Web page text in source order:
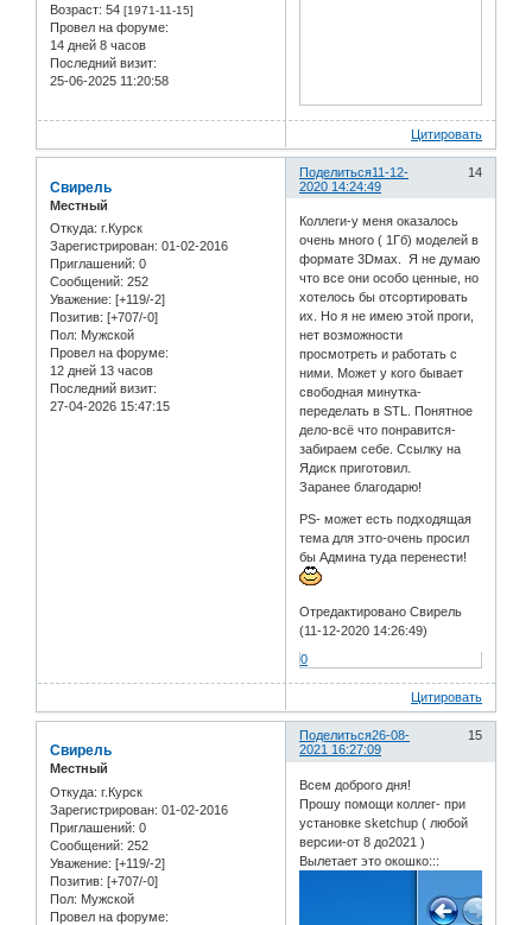
Возраст: 54 [1971-11-15]
Провел на форуме:
14 дней 8 часов
Последний визит:
25-06-2025 11:20:58
Цитировать
Поделиться 14
11-12-
2020 14:24:49
Свирель
Местный
Откуда: г.Курск
Зарегистрирован: 01-02-2016
Приглашений: 0
Сообщений: 252
Уважение: [+119/-2]
Позитив: [+707/-0]
Пол: Мужской
Провел на форуме:
12 дней 13 часов
Последний визит:
27-04-2026 15:47:15
Коллеги-у меня оказалось
очень много ( 1Гб) моделей в
формате 3Dмах. Я не думаю
что все они особо ценные, но
хотелось бы отсортировать
их. Но я не имею этой проги,
нет возможности
просмотреть и работать с
ними. Может у кого бывает
свободная минутка-
переделать в STL. Понятное
дело-всё что понравится-
забираем себе. Ссылку на
Ядиск приготовил.
Заранее благодарю!
PS- может есть подходящая
тема для этго-очень просил
бы Админа туда перенести!
Отредактировано Свирель
(11-12-2020 14:26:49)
0
Цитировать
Поделиться 15
26-08-
2021 16:27:09
Свирель
Местный
Откуда: г.Курск
Зарегистрирован: 01-02-2016
Приглашений: 0
Сообщений: 252
Уважение: [+119/-2]
Позитив: [+707/-0]
Пол: Мужской
Провел на форуме:
Всем доброго дня!
Прошу помощи коллег- при
установке sketchup ( любой
версии-от 8 до2021 )
Вылетает это окошко:::